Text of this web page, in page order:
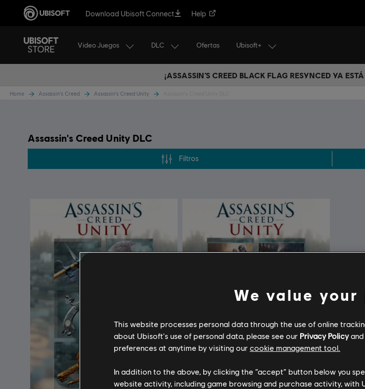
Download Ubisoft Connect Help
Video Juegos DLC Ofertas Ubisoft+
¡ASSASSIN’S CREED BLACK FLAG RESYNCED YA
Home Assassin's Creed Assassin's Creed Unity
Assassin's Creed Unity DLC
Filtros
We value
This website processes personal data through the use of online
about Ubisoft's use of personal data, please see our Privacy Policyand
preferences at anytime by visiting our cookie management tool.
In addition to the above, by clicking the “accept” button below you
website activity, including game browsing and purchase activity, with